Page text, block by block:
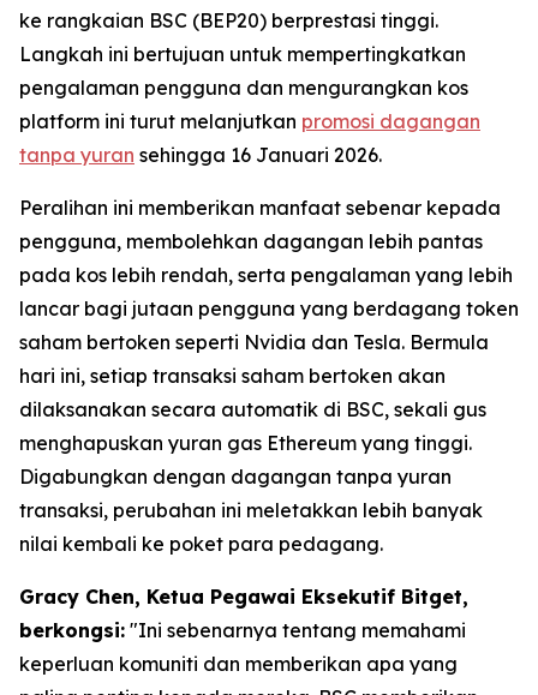
ke rangkaian BSC (BEP20) berprestasi tinggi.
Langkah ini bertujuan untuk mempertingkatkan
pengalaman pengguna dan mengurangkan kos
platform ini turut melanjutkan promosi dagangan
tanpa yuran sehingga 16 Januari 2026.
Peralihan ini memberikan manfaat sebenar kepada
pengguna, membolehkan dagangan lebih pantas
pada kos lebih rendah, serta pengalaman yang lebih
lancar bagi jutaan pengguna yang berdagang token
saham bertoken seperti Nvidia dan Tesla. Bermula
hari ini, setiap transaksi saham bertoken akan
dilaksanakan secara automatik di BSC, sekali gus
menghapuskan yuran gas Ethereum yang tinggi.
Digabungkan dengan dagangan tanpa yuran
transaksi, perubahan ini meletakkan lebih banyak
nilai kembali ke poket para pedagang.
Gracy Chen, Ketua Pegawai Eksekutif Bitget,
berkongsi: "Ini sebenarnya tentang memahami
keperluan komuniti dan memberikan apa yang